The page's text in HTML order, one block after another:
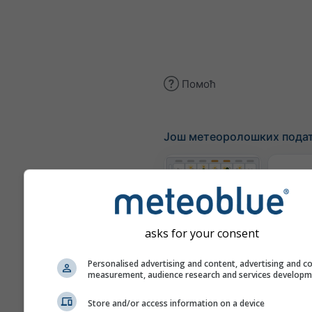
Помоћ
Још метеоролошких
asks for your consent
Personalised advertising and content, advertising and
measurement, audience research and services
Store and/or access information on a device